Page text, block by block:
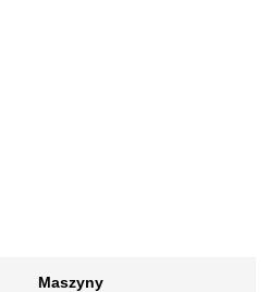
Maszyny